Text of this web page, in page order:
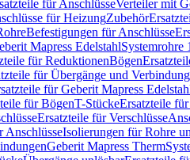
für AnschlüsseVerteiler mit
für HeizungZubehör
Befestigungen für Anschlüsse
Mapress EdelstahlSystemrohre
für ReduktionenBögen
für Übergänge und
für Geberit Mapress
für BögenT-StückeErsatzteile
Ersatzteile für Verschlüsse
AnschlüsseIsolierungen für Rohre
Geberit Mapress Therm